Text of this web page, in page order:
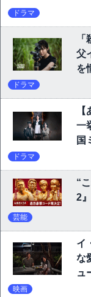
ドラマ
父
を
ドラマ
一
国
ドラマ
“
2
芸能
イ
な
ュ
映画